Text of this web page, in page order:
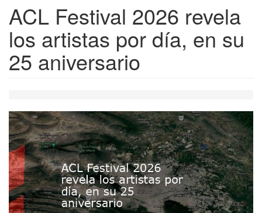
ACL Festival 2026 revela
los artistas por día, en su
25 aniversario